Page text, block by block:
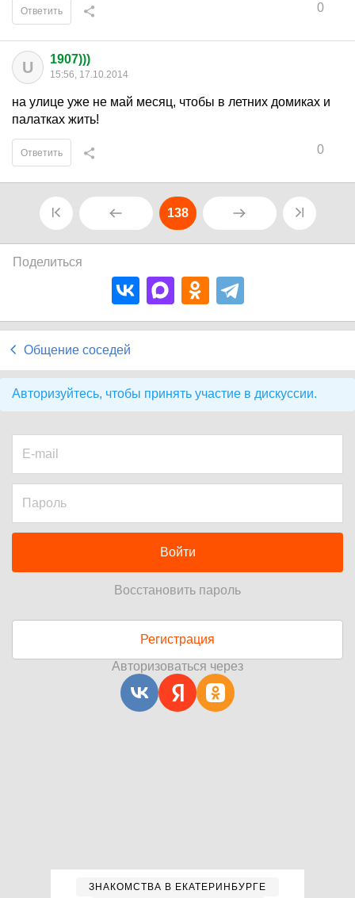
0
Ответить
U 1907)))
15:56, 17.10.2014
на улице уже не май месяц, чтобы в летних домиках и
палатках жить!
0
Ответить
138
Поделиться
Общение соседей
Авторизуйтесь, чтобы принять участие в дискуссии.
Войти
Восстановить пароль
Регистрация
Авторизоваться через
ЗНАКОМСТВА В ЕКАТЕРИНБУРГЕ